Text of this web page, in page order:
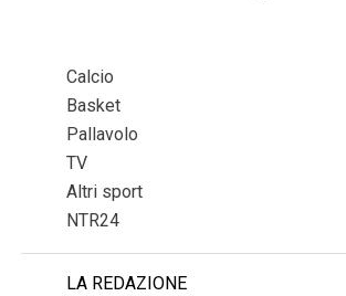
Calcio
Basket
Pallavolo
TV
Altri sport
NTR24
LA REDAZIONE